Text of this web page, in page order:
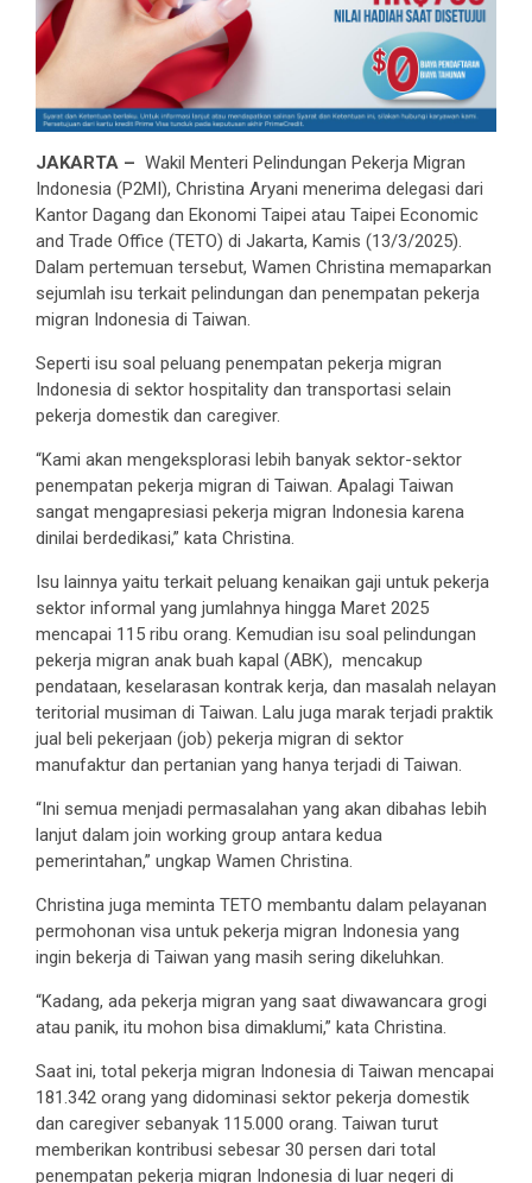
JAKARTA – Wakil Menteri Pelindungan Pekerja Migran
Indonesia (P2MI), Christina Aryani menerima delegasi dari
Kantor Dagang dan Ekonomi Taipei atau Taipei Economic
and Trade Office (TETO) di Jakarta, Kamis (13/3/2025).
Dalam pertemuan tersebut, Wamen Christina memaparkan
sejumlah isu terkait pelindungan dan penempatan pekerja
migran Indonesia di Taiwan.
Seperti isu soal peluang penempatan pekerja migran
Indonesia di sektor hospitality dan transportasi selain
pekerja domestik dan caregiver.
“Kami akan mengeksplorasi lebih banyak sektor-sektor
penempatan pekerja migran di Taiwan. Apalagi Taiwan
sangat mengapresiasi pekerja migran Indonesia karena
dinilai berdedikasi,” kata Christina.
Isu lainnya yaitu terkait peluang kenaikan gaji untuk pekerja
sektor informal yang jumlahnya hingga Maret 2025
mencapai 115 ribu orang. Kemudian isu soal pelindungan
pekerja migran anak buah kapal (ABK), mencakup
pendataan, keselarasan kontrak kerja, dan masalah nelayan
teritorial musiman di Taiwan. Lalu juga marak terjadi praktik
jual beli pekerjaan (job) pekerja migran di sektor
manufaktur dan pertanian yang hanya terjadi di Taiwan.
“Ini semua menjadi permasalahan yang akan dibahas lebih
lanjut dalam join working group antara kedua
pemerintahan,” ungkap Wamen Christina.
Christina juga meminta TETO membantu dalam pelayanan
permohonan visa untuk pekerja migran Indonesia yang
ingin bekerja di Taiwan yang masih sering dikeluhkan.
“Kadang, ada pekerja migran yang saat diwawancara grogi
atau panik, itu mohon bisa dimaklumi,” kata Christina.
Saat ini, total pekerja migran Indonesia di Taiwan mencapai
181.342 orang yang didominasi sektor pekerja domestik
dan caregiver sebanyak 115.000 orang. Taiwan turut
memberikan kontribusi sebesar 30 persen dari total
penempatan pekerja migran Indonesia di luar negeri di